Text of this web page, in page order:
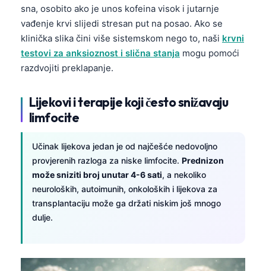
sna, osobito ako je unos kofeina visok i jutarnje
vađenje krvi slijedi stresan put na posao. Ako se
klinička slika čini više sistemskom nego to, naši krvni
testovi za anksioznost i slična stanja mogu pomoći
razdvojiti preklapanje.
Lijekovi i terapije koji često snižavaju
limfocite
Učinak lijekova jedan je od najčešće nedovoljno
provjerenih razloga za niske limfocite. Prednizon
može sniziti broj unutar 4-6 sati, a nekoliko
neuroloških, autoimunih, onkoloških i lijekova za
transplantaciju može ga držati niskim još mnogo
dulje.